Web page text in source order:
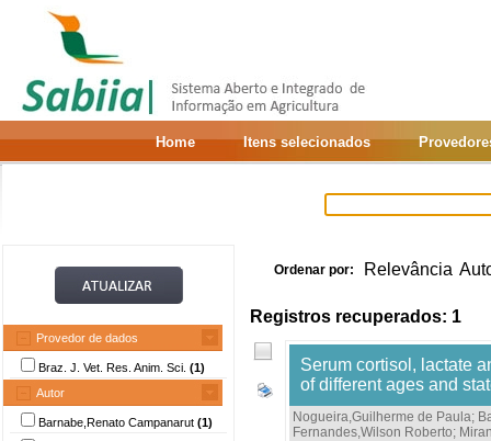
Home Itens selecionados
Provedor de dados
Braz. J. Vet. Res. Anim. Sci. (1)
Autor
Barnabe,Renato Campanarut (1)
Ordenar por: Relevância
Registros recuperados: 1
Serum cortisol, lactate
of different ages and
Nogueira,Guilherme de Paula;
Fernandes,Wilson Roberto;